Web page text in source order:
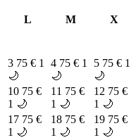
L M X
3 75 € 1
🌙
4 75 € 1
🌙
5 75 € 1
🌙
10 75 €
1 🌙
11 75 €
1 🌙
12 75 €
1 🌙
17 75 €
1 🌙
18 75 €
1 🌙
19 75 €
1 🌙